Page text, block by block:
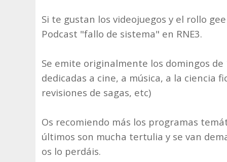
Si te gustan los videojuegos y el rollo
Podcast "fallo de sistema" en RNE3.
Se emite originalmente los domingos
dedicadas a cine, a música, a la ciencia
revisiones de sagas, etc)
Os recomiendo más los programas
últimos son mucha tertulia y se van
os lo perdáis.